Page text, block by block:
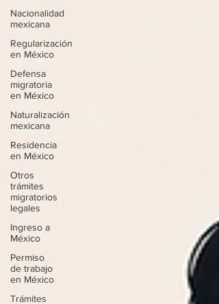
Nacionalidad
mexicana
Regularización
en México
Defensa
migratoria
en México
Naturalización
mexicana
Residencia
en México
Otros
trámites
migratorios
legales
Ingreso a
México
Permiso
de trabajo
en México
Trámites